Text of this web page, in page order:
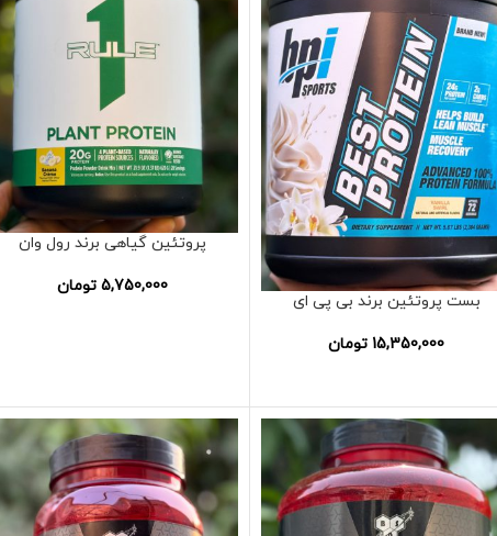
بست پروتئین برند بی پی ای
15,350,000 تومان
پروتئین گیاهی برند رول وان
5,750,000 تومان